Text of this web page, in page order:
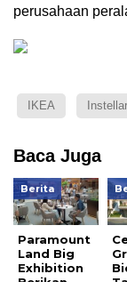
perusahaan
IKEA Instellar
Baca Juga
Berita
Paramount
Land Big
Exhibition